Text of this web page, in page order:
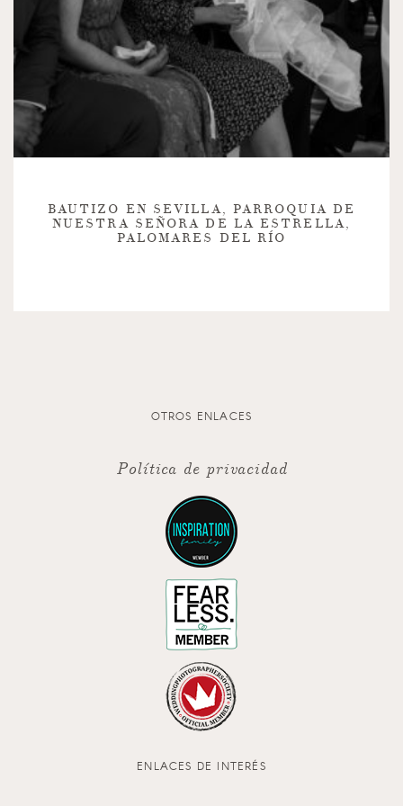
BAUTIZO EN SEVILLA, PARROQUIA DE
NUESTRA SEÑORA DE LA ESTRELLA,
PALOMARES DEL RÍO
OTROS ENLACES
Política de privacidad
ENLACES DE INTERÉS